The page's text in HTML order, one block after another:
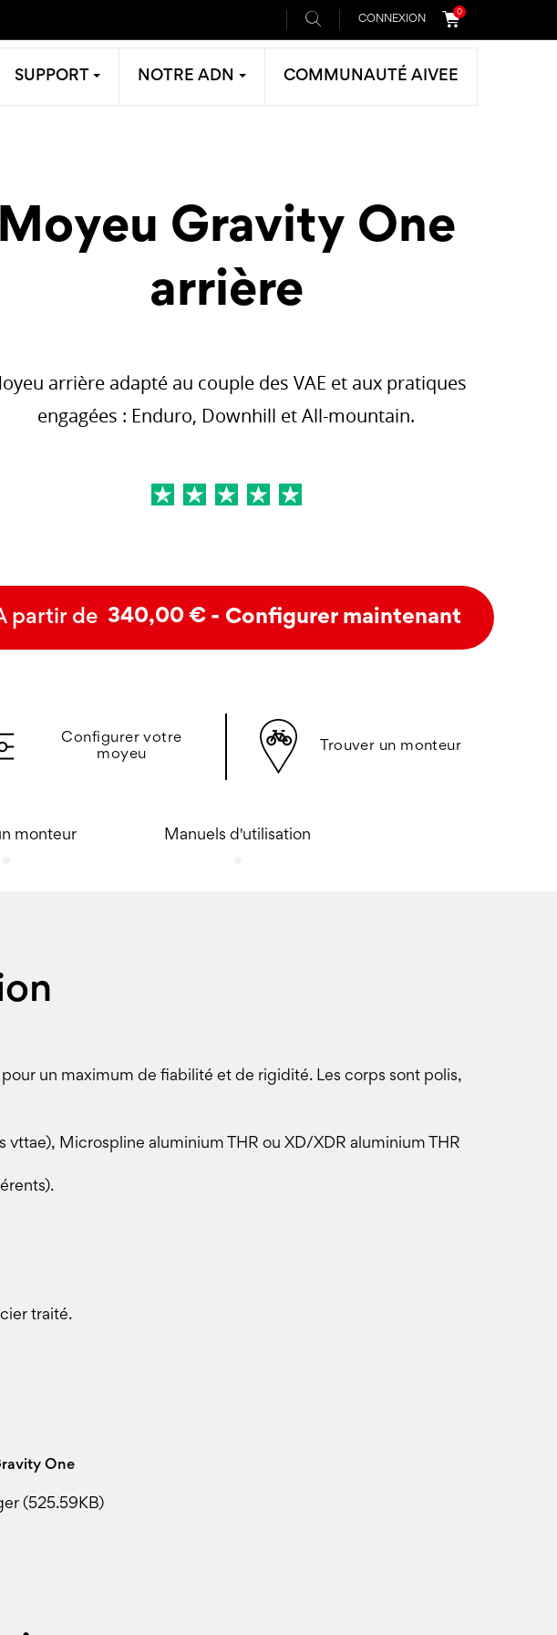
CONNEXION
0
SUPPORT NOTRE ADN COMMUNAUTÉ AIVEE
Moyeu Gravity One
arrière
arrière adapté au couple des VAE et aux pratiques
engagées : Enduro, Downhill et All-mountain.
partir de 340,00 € - Configurer maintenant
Configurer votre
moyeu
Trouver un monteur
monteur Manuels d'utilisation
un maximum de fiabilité et de rigidité. Les corps sont polis,
Microspline aluminium THR ou XD/XDR aluminium THR
traité.
One
(525.59KB)